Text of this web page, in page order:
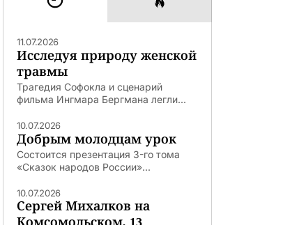
11.07.2026
Исследуя природу женской
травмы
Трагедия Софокла и сценарий
фильма Ингмара Бергмана легли...
10.07.2026
Добрым молодцам урок
Состоится презентация 3-го тома
«Сказок народов России»...
10.07.2026
Сергей Михалков на